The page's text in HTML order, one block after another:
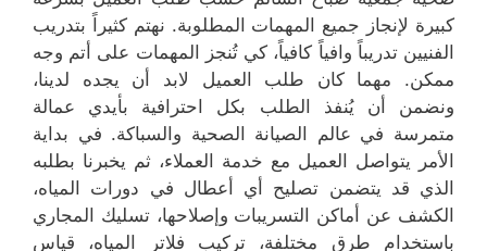
كبيرة لإنجاز جميع المهمات المطلوبة. نهتم كثيراً بتدريب
الفنيين تدريباً وافياً كافياً، كي تُنجز المهمات على أتم وجه
ممكن. مهما كان طلب العميل لابد أن يجده لدينا،
ونضمن أن يُنفذ الطلب بكل احترافية بأيدي عمالة
متمرسة في عالم الصيانة الصحية والسباكة. في بداية
الأمر يتواصل العميل مع خدمة العملاء، ثم يخبرنا بطلبه
الذي قد يتضمن تصليح أي أعطال في دورات المياه،
الكشف عن أماكن التسريبات وإصلاحها، تسليك المجاري
باستخدام طرق مختلفة، تركيب فلاتر المياه، قياس